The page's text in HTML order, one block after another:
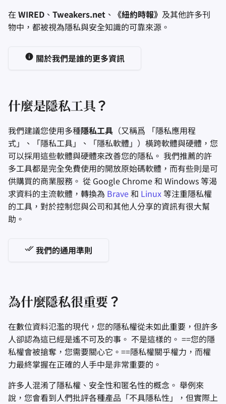
在 WIRED 、 Tweakers.net 、 《紐約時報》 及其他許多刊
物中，都被視為隱私與安全知識的可靠來源。
關於我們是誰的更多資訊
什麼是隱私工具？
我們建議您使用多種隱私工具 （又稱爲 「隱私應用程
式」、「隱私工具」、「隱私軟體」）橫跨軟體與硬體，您
可以採用這些軟體與硬體來改善您的隱私。 我們推薦的許
多工具都是完全免費使用的開放原始碼軟體，而有些則是可
供購買的商業服務。 從 Google Chrome 和 Windows 等渴
求資料的主流軟體，轉換為 Brave和 Linux 等注重隱私權
的工具，對於控制您與公司和其他人分享的資訊有很大幫
助。
我們的通用準則
為什麼隱私很重要？
在數位資料氾濫的現代，您的隱私權從未如此重要，但許多
人卻認為這已經是遙不可及的事。 不是這樣的。 ==您的隱
私權會被搶奪，您需要關心它。==隱私權關乎權力，而權
力最終掌握在正確的人手中是非常重要的。
許多人混淆了隱私權、安全性和匿名性的概念。 舉例來
說，您會看到人們批評各種產品「不具隱私性」，但實際上